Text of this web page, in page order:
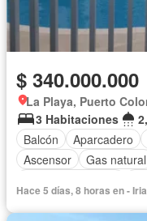
$ 340.000.000
La Playa, Puerto
3 Habitaciones
Balcón
Aparcadero
Ascensor
Gas natural
Hace 5 días, 8 horas en -